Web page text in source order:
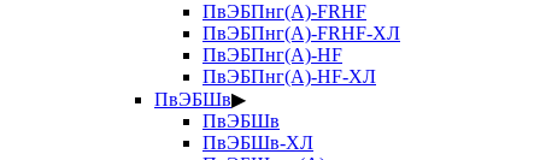
ПвЭБПнг(А)-FRHF
ПвЭБПнг(А)-FRHF-ХЛ
ПвЭБПнг(А)-HF
ПвЭБПнг(А)-HF-ХЛ
ПвЭБШв▶
ПвЭБШв
ПвЭБШв-ХЛ